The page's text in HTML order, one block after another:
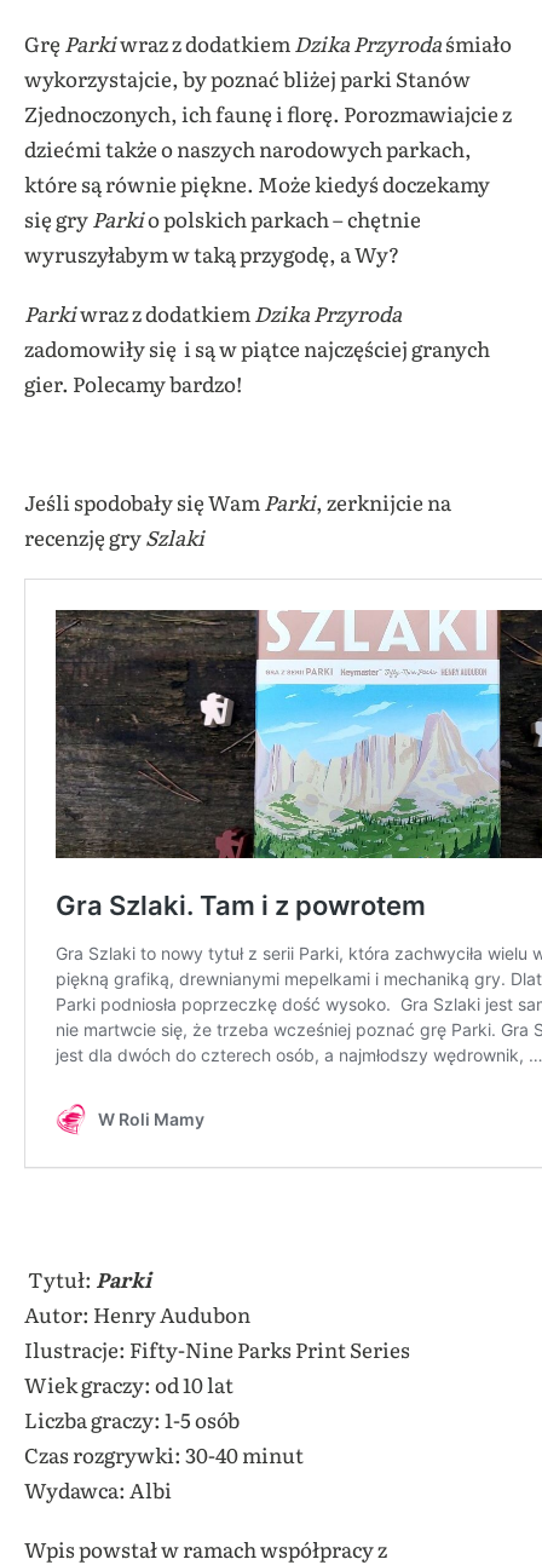
Grę Parkiwraz z dodatkiem Dzika Przyrodaśmiało
wykorzystajcie, by poznać bliżej parki Stanów
Zjednoczonych, ich faunę i florę. Porozmawiajcie z
dziećmi także o naszych narodowych parkach,
które są równie piękne. Może kiedyś doczekamy
się gry Parkio polskich parkach – chętnie
wyruszyłabym w taką przygodę, a Wy?
Parkiwraz z dodatkiem Dzika Przyroda
zadomowiły się i są w piątce najczęściej granych
gier. Polecamy bardzo!
Jeśli spodobały się Wam Parki, zerknijcie na
recenzję grySzlaki
Tytuł: Parki
Autor: Henry Audubon
Ilustracje: Fifty-Nine Parks Print Series
Wiek graczy: od 10 lat
Liczba graczy: 1-5 osób
Czas rozgrywki: 30-40 minut
Wydawca: Albi
Wpis powstał w ramach współpracy z